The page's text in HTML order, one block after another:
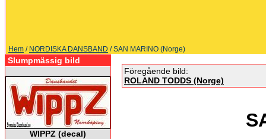
Hem / NORDISKA DANSBAND / SAN MARINO (Norge)
Slumpmässig bild
WIPPZ (decal)
Föregående bild:
ROLAND TODDS (Norge)